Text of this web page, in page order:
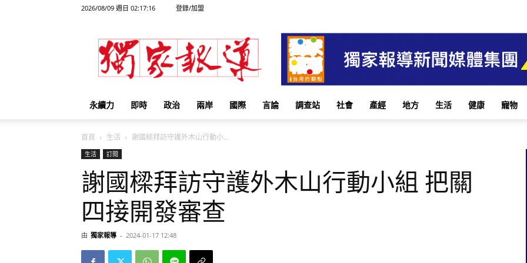
2026/08/09 週日 02:17:16 登錄/加盟
獨
家
報
永續力 即時 政治 兩岸 國際 言論 調查站 社會 產經 地方 生活 健康 寵物
首頁 生活 謝國樑拜訪守護外木山行動小...
生活 訂閱
謝國樑拜訪守護外木山行動小組 把關
四接開發審查
由 獨家報導 - 2024-01-17 12:48